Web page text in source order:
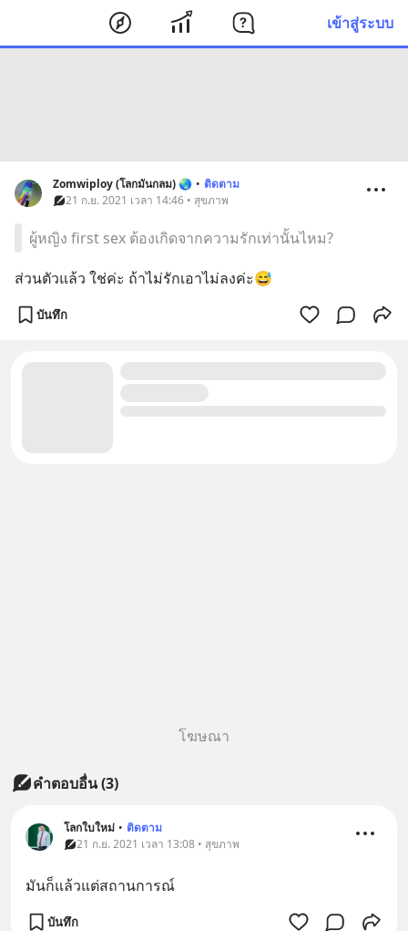
เข้าสู่ระบบ
Zomwiploy (โลกมันกลม) 🌏 • ติดตาม
21 ก.ย. 2021 เวลา 14:46 • สุขภาพ
ผู้หญิง first sex ต้องเกิดจากความรักเท่านั้นไหม?
ส่วนตัวแล้ว ใช่ค่ะ ถ้าไม่รักเอาไม่ลงค่ะ😅
บันทึก
โฆษณา
คำตอบอื่น(3)
โลกใบใหม่ • ติดตาม
21 ก.ย. 2021 เวลา 13:08 • สุขภาพ
มันก็แล้วแต่สถานการณ์
บันทึก